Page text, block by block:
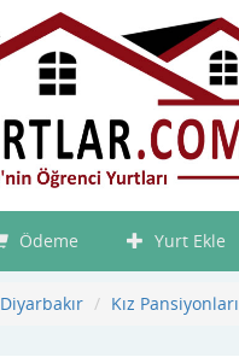
Ödeme Yurt Ekle
Diyarbakır Kız Pansiyonları